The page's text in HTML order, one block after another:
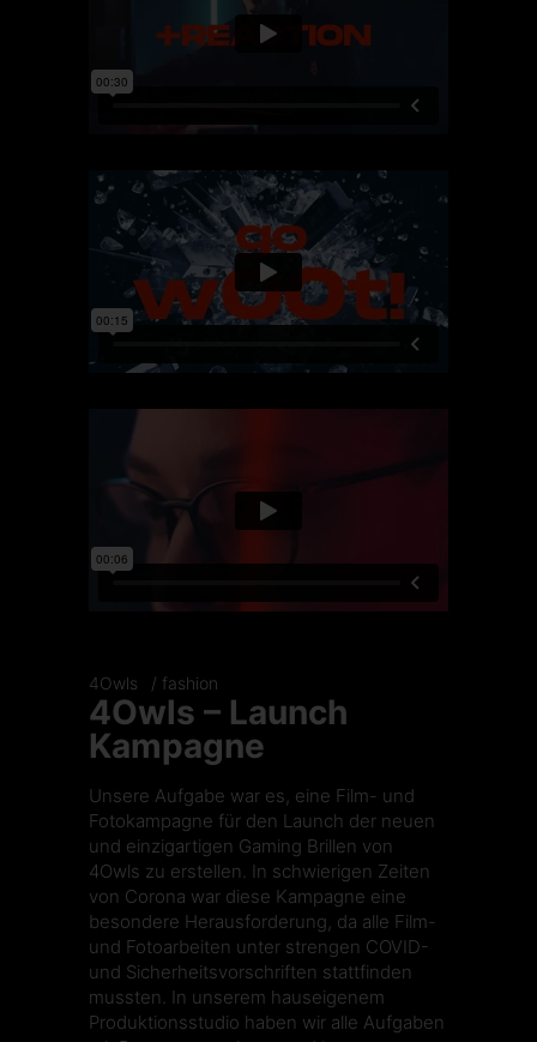
4Owls fashion
4Owls – Launch
Kampagne
Unsere Aufgabe war es, eine Film- und
Fotokampagne für den Launch der neuen
und einzigartigen Gaming Brillen von
4Owls zu erstellen. In schwierigen Zeiten
von Corona war diese Kampagne eine
besondere Herausforderung, da alle Film-
und Fotoarbeiten unter strengen COVID-
und Sicherheitsvorschriften stattfinden
mussten. In unserem hauseigenem
Produktionsstudio haben wir alle Aufgaben